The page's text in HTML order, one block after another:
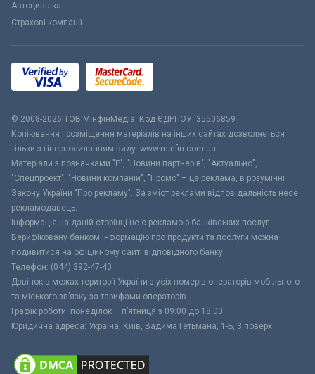
Автоцивілка
Страхові компанії
© 2008-2026 ТОВ МiнфiнМедiа. Код ЄДРПОУ: 35506859
Копіювання і розміщення матеріалів на інших сайтах дозволяється
тільки з гіперпосиланням виду: www.minfin.com.ua
Матеріали з позначками "Р", "Новини партнерів", "Актуально",
"Спецпроект", "Новини компаній", "Промо" – це реклама, в розумінні
Закону України "Про рекламу". За зміст реклами відповідальність несе
рекламодавець.
Інформація на даній сторінці не є рекламою банківських послуг.
Верифіковану банком інформацію про продукти та послуги можна
подивитися на офіційному сайті відповідного банку.
Телефон: (044) 392-47-40
Дзвінок в межах території України з усіх номерів операторів мобільного
та міського зв’язку за тарифами операторів
Графік роботи: понеділок – п’ятниця з 09:00 до 18:00
Юридична адреса: Україна, Київ, Вадима Гетьмана, 1-Б, 3 поверх